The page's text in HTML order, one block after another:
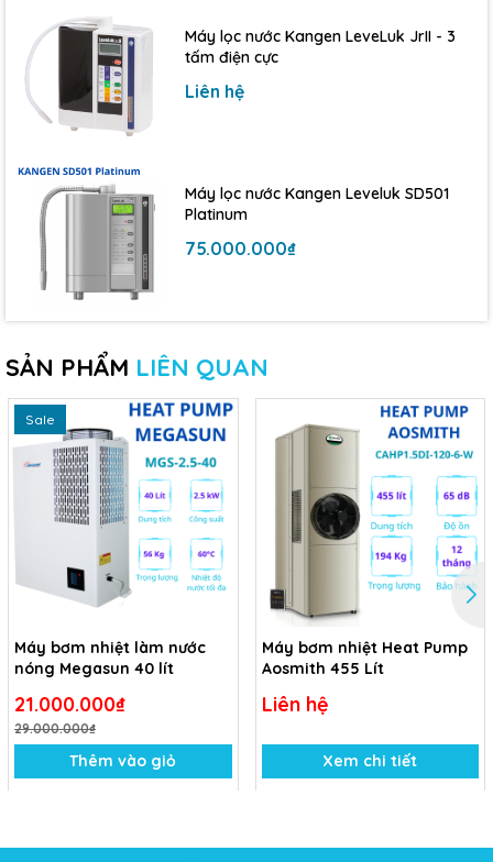
🌐 Website: locnuochb.com
✅ Khảo sát lắp đặt – 💬 Tư vấn báo giá – 🚚 Giao
hàng lắp đặt tận nơi
Máy lọc nước Kangen LeveLuk JrII - 3
tấm điện cực
Liên hệ
Máy lọc nước Kangen Leveluk SD501
Platinum
75.000.000₫
SẢN PHẨM LIÊN QUAN
Sale
Máy bơm nhiệt làm nước
nóng Megasun 40 lít
21.000.000₫
29.000.000₫
Thêm vào giỏ
Máy bơm nhiệt Heat Pump
Aosmith 455 Lít
Liên hệ
Xem chi tiết